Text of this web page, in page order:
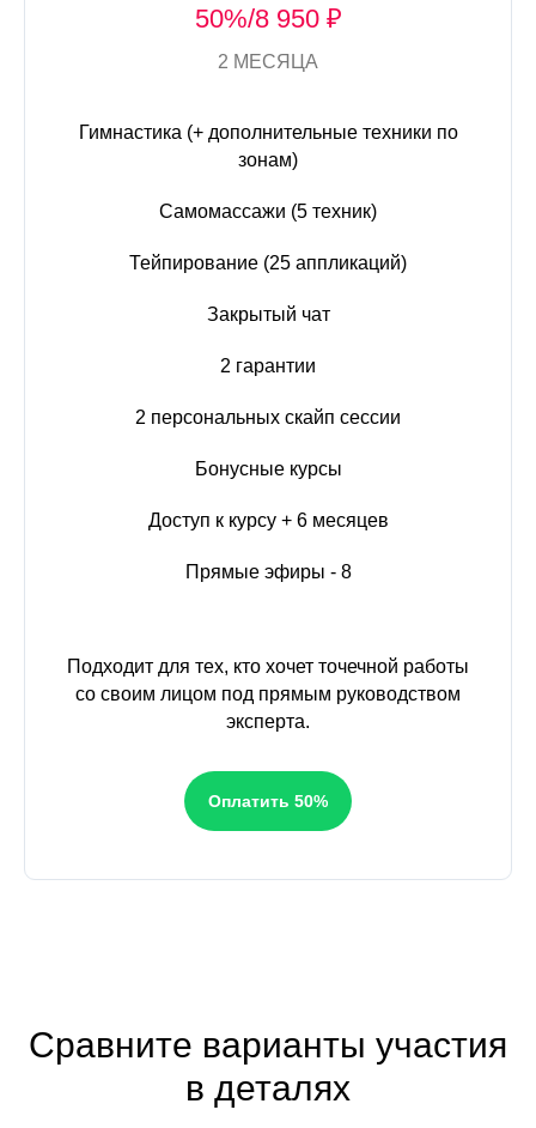
50%/8 950 ₽
2 МЕСЯЦА
Гимнастика (+ дополнительные техники по
зонам)
Самомассажи (5 техник)
Тейпирование (25 аппликаций)
Закрытый чат
2 гарантии
2 персональных скайп сессии
Бонусные курсы
Доступ к курсу + 6 месяцев
Прямые эфиры - 8
Подходит для тех, кто хочет точечной работы
со своим лицом под прямым руководством
эксперта.
Оплатить 50%
Сравните варианты участия
в деталях